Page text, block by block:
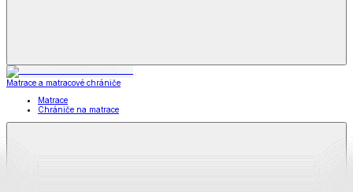
Matrace a matracové chrániče
Matrace
Chrániče na matrace